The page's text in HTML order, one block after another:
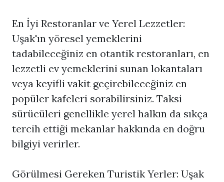
En İyi Restoranlar ve Yerel Lezzetler:
Uşak'ın yöresel yemeklerini
tadabileceğiniz en otantik restoranları, en
lezzetli ev yemeklerini sunan lokantaları
veya keyifli vakit geçirebileceğiniz en
popüler kafeleri sorabilirsiniz. Taksi
sürücüleri genellikle yerel halkın da sıkça
tercih ettiği mekanlar hakkında en doğru
bilgiyi verirler.
Görülmesi Gereken Turistik Yerler: Uşak